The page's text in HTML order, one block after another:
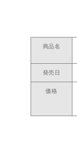
商品名
発売日
価格